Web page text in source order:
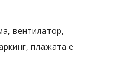
вентилатор,
плажата е